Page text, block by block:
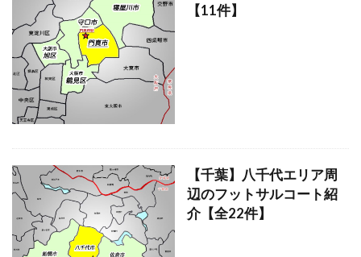
【11件】
【千葉】八千代エリア周
辺のフットサルコート紹
介【全22件】